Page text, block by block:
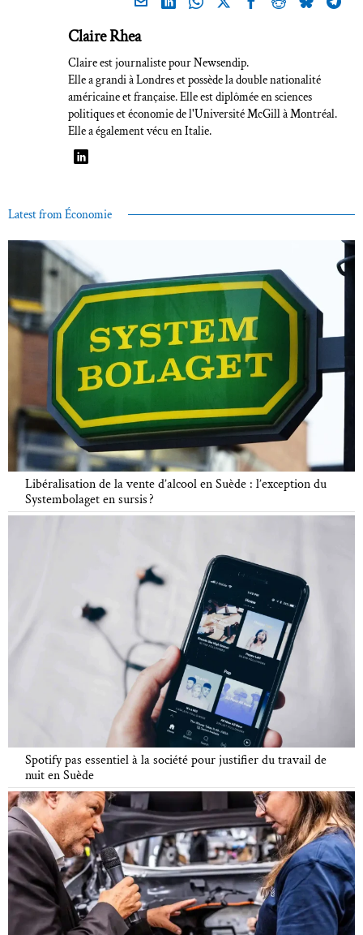
Claire Rhea
Claire est journaliste pour Newsendip.
Elle a grandi à Londres et possède la double nationalité
américaine et française. Elle est diplômée en sciences
politiques et économie de l'Université McGill à Montréal.
Elle a également vécu en Italie.
Latest from Économie
Libéralisation de la vente d’alcool en Suède : l’exception du
Systembolaget en sursis ?
Spotify pas essentiel à la société pour justifier du travail de
nuit en Suède